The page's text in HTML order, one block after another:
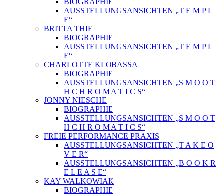
AUSSTELLUNGSANSICHTEN „T E M P L
E“
BRITTA THIE
BIOGRAPHIE
AUSSTELLUNGSANSICHTEN „T E M P L
E“
CHARLOTTE KLOBASSA
BIOGRAPHIE
AUSSTELLUNGSANSICHTEN „S M O O T
H C H R O M A T I C S“
JONNY NIESCHE
BIOGRAPHIE
AUSSTELLUNGSANSICHTEN „S M O O T
H C H R O M A T I C S“
FREIE PERFORMANCE PRAXIS
AUSSTELLUNGSANSICHTEN „T A K E O
V E R“
AUSSTELLUNGSANSICHTEN „B O O K R
E L E A S E“
KAY WALKOWIAK
BIOGRAPHIE